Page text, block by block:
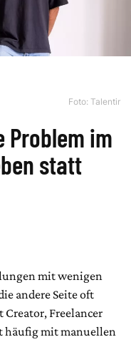
Foto: Talentir
Problem im
statt
mit wenigen
andere Seite oft
Freelancer
häufig mit manuellen